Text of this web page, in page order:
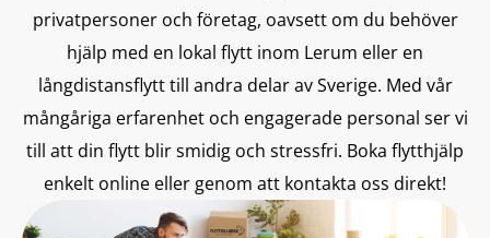
privatpersoner och företag, oavsett om du behöver
hjälp med en lokal flytt inom Lerum eller en
långdistansflytt till andra delar av Sverige. Med vår
mångåriga erfarenhet och engagerade personal ser vi
till att din flytt blir smidig och stressfri. Boka flytthjälp
enkelt online eller genom att kontakta oss direkt!